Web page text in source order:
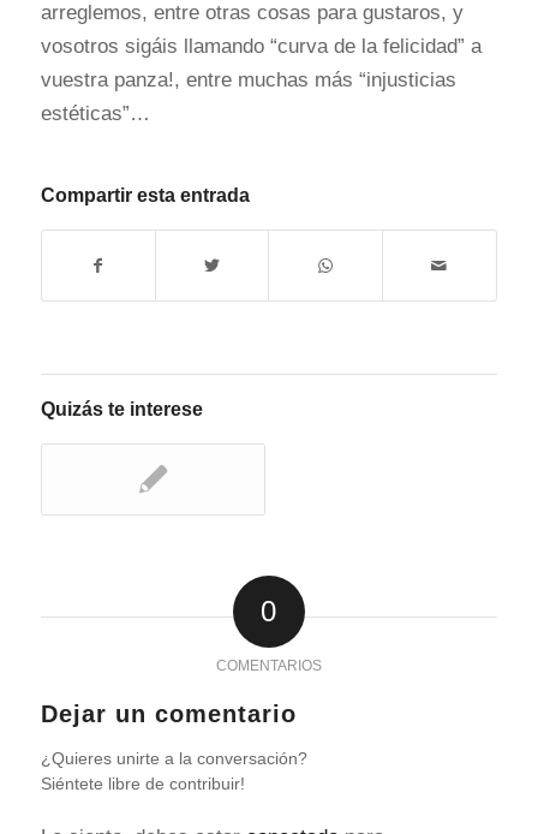
arreglemos, entre otras cosas para gustaros, y
vosotros sigáis llamando “curva de la felicidad” a
vuestra panza!, entre muchas más “injusticias
estéticas”…
Compartir esta entrada
Quizás te interese
0
COMENTARIOS
Dejar un comentario
¿Quieres unirte a la conversación?
Siéntete libre de contribuir!